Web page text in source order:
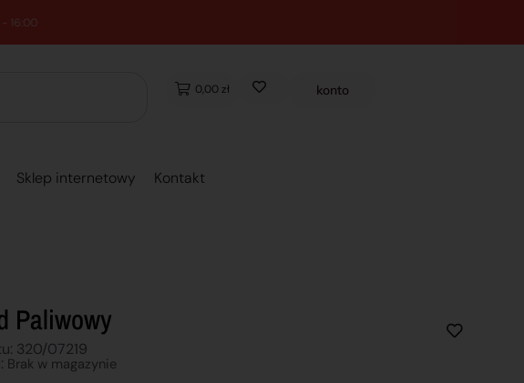
16:00
0,00 zł konto
Sklep internetowy Kontakt
Paliwowy
320/07219
Brak w magazynie